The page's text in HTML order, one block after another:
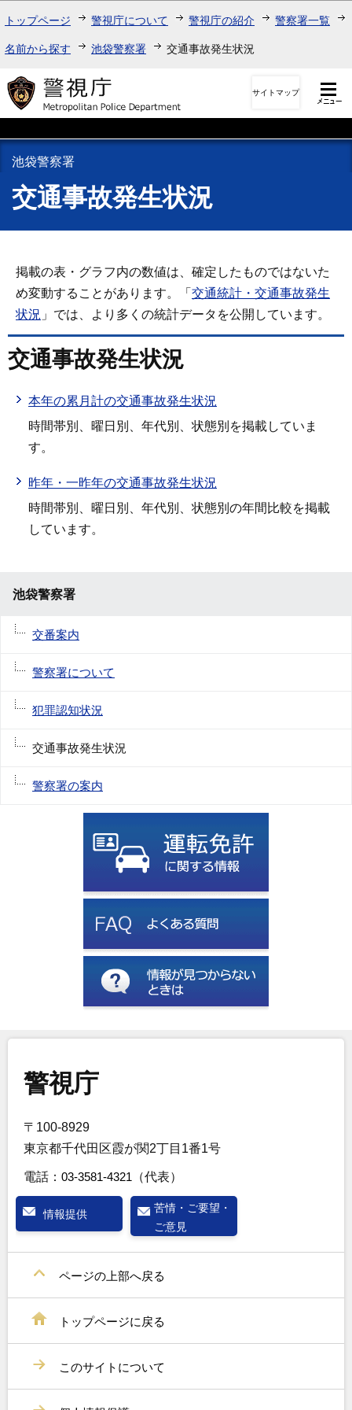
トップページ 警視庁について 警視庁の紹介 警察署一覧
名前から探す 池袋警察署 交通事故発生状況
サイトマップ
池袋警察署
交通事故発生状況
掲載の表・グラフ内の数値は、確定したものではないた
め変動することがあります。「 交通統計・交通事故発生
状況 」では、より多くの統計データを公開しています。
交通事故発生状況
本年の累月計の交通事故発生状況
時間帯別、曜日別、年代別、状態別を掲載していま
す。
昨年・一昨年の交通事故発生状況
時間帯別、曜日別、年代別、状態別の年間比較を掲載
しています。
池袋警察署
交番案内
警察署について
犯罪認知状況
交通事故発生状況
警察署の案内
警視庁
〒100-8929
東京都千代田区霞が関2丁目1番1号
電話： 03-3581-4321 （代表）
情報提供
苦情・ご要望・
ご意見
ページの上部へ戻る
トップページに戻る
このサイトについて